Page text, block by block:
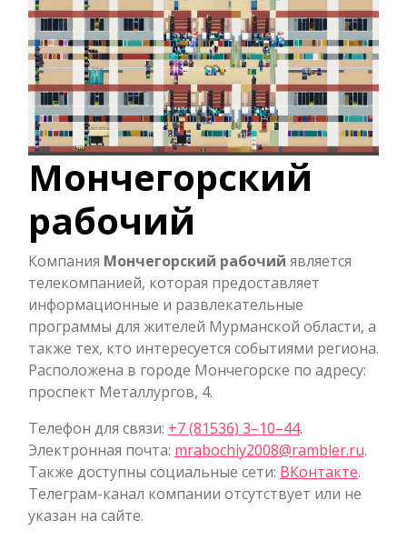
Мончегорский
рабочий
Компания Мончегорский рабочий является
телекомпанией, которая предоставляет
информационные и развлекательные
программы для жителей Мурманской области, а
также тех, кто интересуется событиями региона.
Расположена в городе Мончегорске по адресу:
проспект Металлургов, 4.
Телефон для связи: +7 (81536) 3–10–44.
Электронная почта: mrabochiy2008@rambler.ru.
Также доступны социальные сети: ВКонтакте.
Телеграм-канал компании отсутствует или не
указан на сайте.